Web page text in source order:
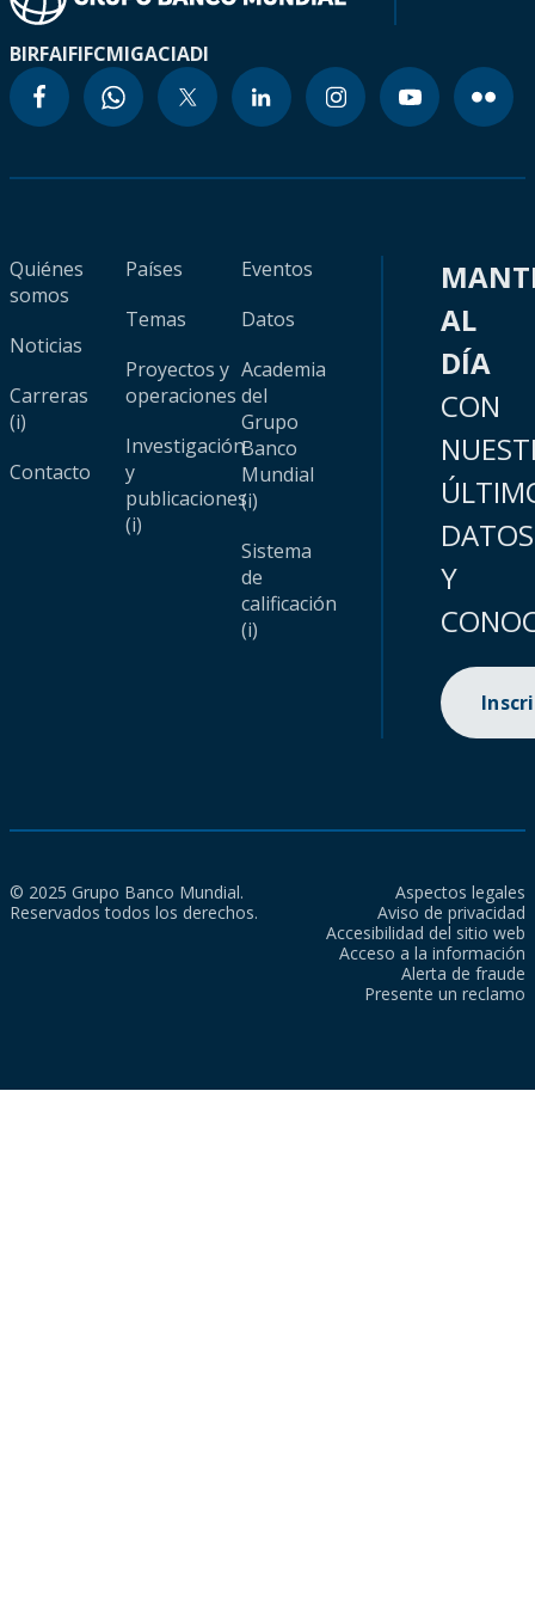
BIRFAIFIFCMIGACIADI
Quiénes
somos
Noticias
Carreras
(i)
Contacto
Países
Temas
Proyectos y
operaciones
Investigación
y
publicaciones
(i)
Eventos
Datos
Academia
del
Grupo
Banco
Mundial
(i)
Sistema
de
calificación
(i)
AL
DÍA
CON
DATOS
Y
© 2025 Grupo Banco Mundial.
Reservados todos los derechos.
Aspectos legales
Aviso de privacidad
Accesibilidad del sitio web
Acceso a la información
Alerta de fraude
Presente un reclamo